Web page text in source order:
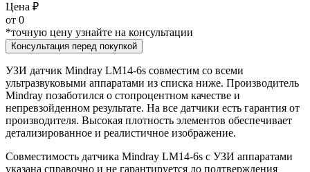
Цена ₽
от 0
*точную цену узнайте на консультации
Консультация перед покупкой
УЗИ датчик Mindray LM14-6s совместим со всеми
ультразвуковыми аппаратами из списка ниже. Производитель
Mindray позаботился о стопроцентном качестве и
непревзойденном результате. На все датчики есть гарантия от
производителя. Высокая плотность элементов обеспечивает
детализированное и реалистичное изображение.
Совместимость датчика Mindray LM14-6s с УЗИ аппаратами
указана справочно и не гарантируется до подтверждения